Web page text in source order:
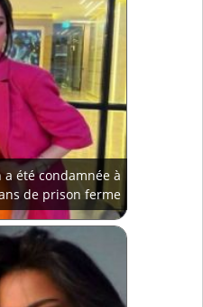
a été condamnée à
de prison ferme